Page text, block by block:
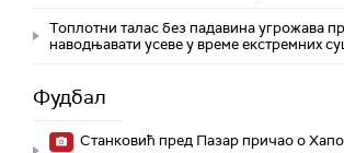
Топлотни талас без падавина угрожава
наводњавати усеве у време екстремних
Фудбал
Станковић пред Пазар причао о